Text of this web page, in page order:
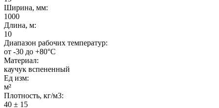
Ширина, мм:
1000
Длина, м:
10
Диапазон рабочих температур:
от -30 до +80°C
Материал:
каучук вспененный
Ед изм:
м²
Плотность, кг/м3:
40 ± 15